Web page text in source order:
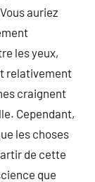
auriez
les yeux,
relativement
craignent
Cependant,
les choses
de cette
que